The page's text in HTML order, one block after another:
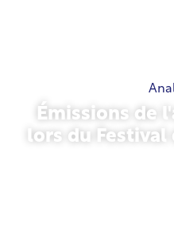
Émissions de
lors du Festival